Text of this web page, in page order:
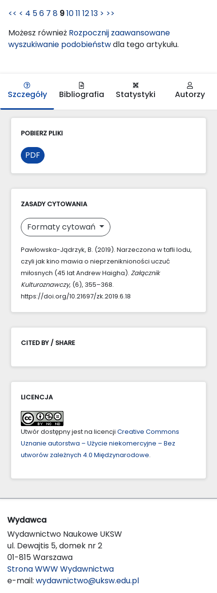
<< < 4 56 7 8 91011 1213 > >>
Możesz również Rozpocznij zaawansowane
wyszukiwanie podobieństwdla tego artykułu.
Szczegóły Bibliografia Statystyki Autorzy
POBIERZ PLIKI
PDF
ZASADY CYTOWANIA
Formaty cytowań
Pawłowska-Jądrzyk, B. (2019). Narzeczona w tafli lodu,
czyli jak kino mawia o nieprzeniknioności uczuć
miłosnych (45 lat Andrew Haigha). Załącznik
Kulturoznawczy, (6), 355–368.
https://doi.org/10.21697/zk.2019.6.18
CITED BY / SHARE
LICENCJA
Utwór dostępny jest na licencji Creative Commons
Uznanie autorstwa – Użycie niekomercyjne – Bez
utworów zależnych 4.0 Międzynarodowe.
Wydawca
Wydawnictwo Naukowe UKSW
ul. Dewajtis 5, domek nr 2
01-815 Warszawa
Strona WWW Wydawnictwa
e-mail: wydawnictwo@uksw.edu.pl